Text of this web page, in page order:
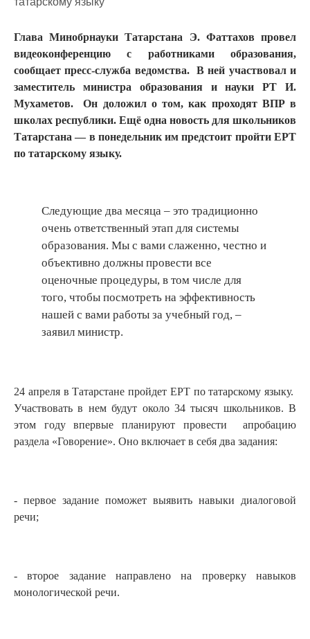
Глава Минобрнауки Татарстана Э. Фаттахов провел
видеоконференцию с работниками образования,
сообщает пресс-служба ведомства. В ней участвовал и
заместитель министра образования и науки РТ И.
Мухаметов. Он доложил о том, как проходят ВПР в
школах республики. Ещё одна новость для школьников
Татарстана — в понедельник им предстоит пройти ЕРТ
по татарскому языку.
Следующие два месяца – это традиционно
очень ответственный этап для системы
образования. Мы с вами слаженно, честно и
объективно должны провести все
оценочные процедуры, в том числе для
того, чтобы посмотреть на эффективность
нашей с вами работы за учебный год, –
заявил министр.
24 апреля в Татарстане пройдет ЕРТ по татарскому языку.
Участвовать в нем будут около 34 тысяч школьников. В
этом году впервые планируют провести апробацию
раздела «Говорение». Оно включает в себя два задания:
- первое задание поможет выявить навыки диалоговой
речи;
- второе задание направлено на проверку навыков
монологической речи.